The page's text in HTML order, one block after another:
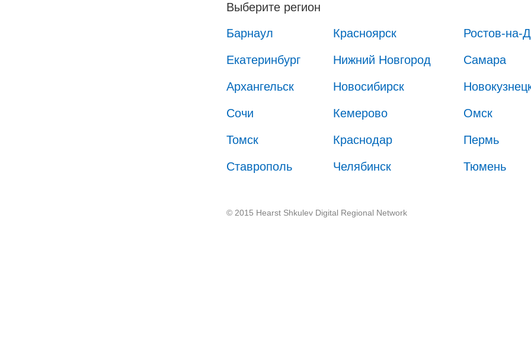
Выберите регион
Барнаул
Красноярск Ростов-на-
Екатеринбург Нижний Новгород Самара
Архангельск Новосибирск
Сочи Кемерово Омск
Томск Краснодар Пермь
Ставрополь Челябинск Тюмень
© 2015 Hearst Shkulev Digital Regional Network